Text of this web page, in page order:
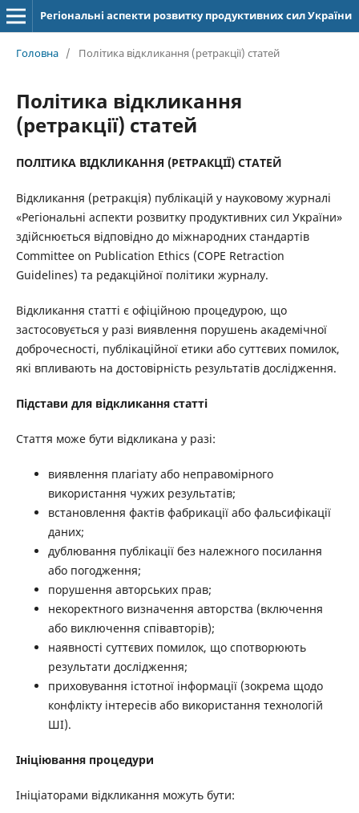
Регіональні аспекти розвитку продуктивних сил України
Головна / Політика відкликання (ретракції) статей
Політика відкликання
(ретракції) статей
ПОЛІТИКА ВІДКЛИКАННЯ (РЕТРАКЦІЇ) СТАТЕЙ
Відкликання (ретракція) публікацій у науковому журналі
«Регіональні аспекти розвитку продуктивних сил України»
здійснюється відповідно до міжнародних стандартів
Committee on Publication Ethics (COPE Retraction
Guidelines) та редакційної політики журналу.
Відкликання статті є офіційною процедурою, що
застосовується у разі виявлення порушень академічної
доброчесності, публікаційної етики або суттєвих помилок,
які впливають на достовірність результатів дослідження.
Підстави для відкликання статті
Стаття може бути відкликана у разі:
виявлення плагіату або неправомірного
використання чужих результатів;
встановлення фактів фабрикації або фальсифікації
даних;
дублювання публікації без належного посилання
або погодження;
порушення авторських прав;
некоректного визначення авторства (включення
або виключення співавторів);
наявності суттєвих помилок, що спотворюють
результати дослідження;
приховування істотної інформації (зокрема щодо
конфлікту інтересів або використання технологій
ШІ).
Ініціювання процедури
Ініціаторами відкликання можуть бути: